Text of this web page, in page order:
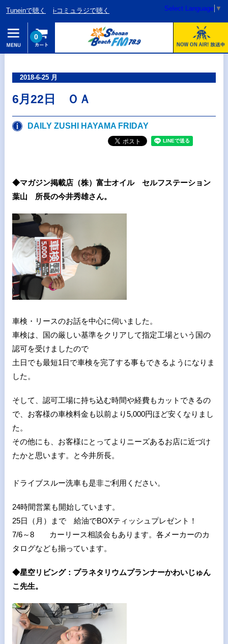
Tuneinで聴く i-コミュラジで聴く Select Language ▼
0
2018-6-25 月
6月22日 ＯＡ
DAILY ZUSHI HAYAMA FRIDAY
◆マガジン掲載店（株）富士オイル セルフステーション
葉山 所長の今井秀雄さん。
車検・リースのお話を中心に伺いました。
車検は、国の厳しい基準をクリアして指定工場という国の
認可を受けましたので
土日でも最短1日で車検を完了する事もできるようになりま
した。
そして、認可工場に持ち込む時間や経費もカットできるの
で、お客様の車検料金も以前より5,000円ほど安くなりまし
た。
その他にも、お客様にとってよりニーズあるお店に近づけ
たかと思います。と今井所長。
ドライブスルー洗車も是非ご利用ください。
24時間営業も開始しています。
25日（月）まで 給油でBOXティッシュプレゼント！
7/6～8カーリース相談会もあります。各メーカーのカ
タログなども揃っています。
◆星空リビング：プラネタリウムプランナーかわいじゅん
こ先生。